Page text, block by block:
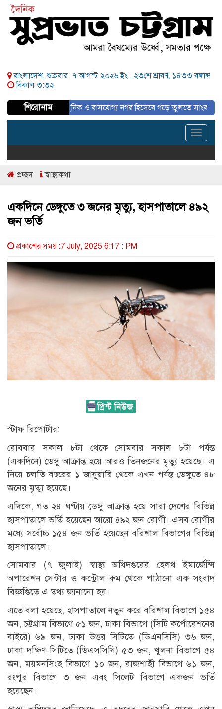
বাংলাদেশ, শুক্রবার, ৭ আগস্ট ২০২৬ ইং , ২৩শে শ্রাবণ, ১৪৩৩ বঙ্গাব্দ
বিকাল ৩:৩২
শিরোনাম
আধুনিক ও বাসযোগ্য নগর হিসেবে গড়ে তুলতে সাংবাদিকদের
Toggle
প্রচ্ছদ স্বাস্থ্যকথা
একদিনে ডেঙ্গুতে ৩ জনের মৃত্যু, হাসপাতালে ৪৯২
জন ভর্তি
প্রকাশের সময় :7 July, 2025 6:17 : PM
স্টাফ রিপোর্টার:
রোববার সকাল ৮টা থেকে সোমবার সকাল ৮টা পর্যন্ত
(একদিনে) ডেঙ্গু আক্রান্ত হয়ে আরও তিনজনের মৃত্যু হয়েছে। এ
নিয়ে চলতি বছরের ১ জানুয়ারি থেকে এখন পর্যন্ত ডেঙ্গুতে ৪৮
জনের মৃত্যু হয়েছে।
এদিকে, গত ২৪ ঘণ্টায় ডেঙ্গু আক্রান্ত হয়ে সারা দেশের বিভিন্ন
হাসপাতালে ভর্তি হয়েছেন আরো ৪৯২ জন রোগী। এসব রোগীর
মধ্যে সর্বোচ্চ ১৫৪ জন ভর্তি হয়েছেন বরিশাল বিভাগের বিভিন্ন
হাসপাতালে।
সোমবার (৭ জুলাই) স্বাস্থ্য অধিদপ্তরের হেলথ ইমার্জেন্সি
অপারেশন সেন্টার ও কন্ট্রোল রুম থেকে পাঠানো এক সংবাদ
বিজ্ঞপ্তিতে এ তথ্য জানানো হয়।
এতে বলা হয়েছে, হাসপাতালে নতুন করে বরিশাল বিভাগে ১৫৪
জন, চট্টগ্রাম বিভাগে ৫১ জন, ঢাকা বিভাগে (সিটি কর্পোরেশনের
বাইরে) ৬৯ জন, ঢাকা উত্তর সিটিতে (ডিএনসিসি) ৩৬ জন,
ঢাকা দক্ষিণ সিটিতে (ডিএসসিসি) ৫৩ জন, খুলনা বিভাগে ৫৪
জন, ময়মনসিংহ বিভাগে ১০ জন, রাজশাহী বিভাগে ৬১ জন,
রংপুর বিভাগে ৩ জন এবং সিলেট বিভাগে একজন ভর্তি
হয়েছেন।